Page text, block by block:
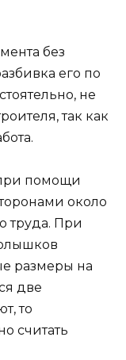
без
его по
не
так как
помощи
около
труда. При
размеры на
две
то
считать